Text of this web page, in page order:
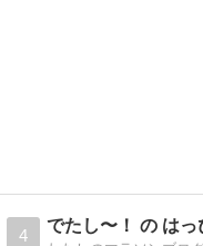
4
でたし〜！ の は